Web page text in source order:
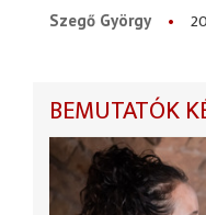
Szegő György
BEMUTATÓK